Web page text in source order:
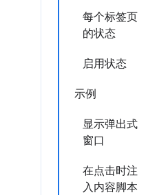
每个标签页
的状态
启用状态
示例
显示弹出式
窗口
在点击时注
入内容脚本